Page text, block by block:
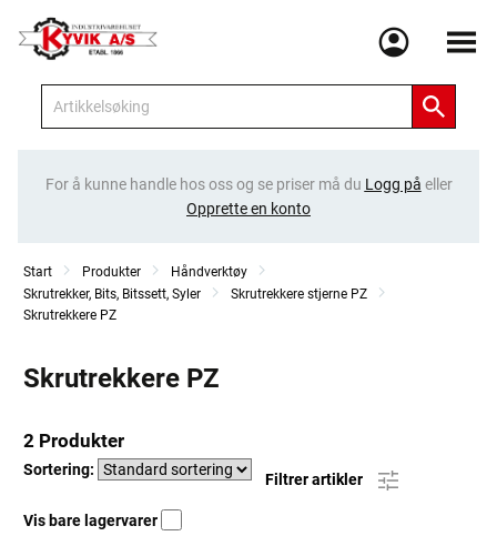
Meny
For å kunne handle hos oss og se priser må du Logg på eller
Opprette en konto
Start Produkter
Håndverktøy
Skrutrekker, Bits, Bitssett, Syler
Skrutrekkere stjerne PZ
Skrutrekkere PZ
Skrutrekkere PZ
2 Produkter
Sortering:
Filtrer artikler
Vis bare lagervarer